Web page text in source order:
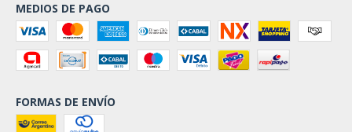
MEDIOS DE PAGO
FORMAS DE ENVÍO